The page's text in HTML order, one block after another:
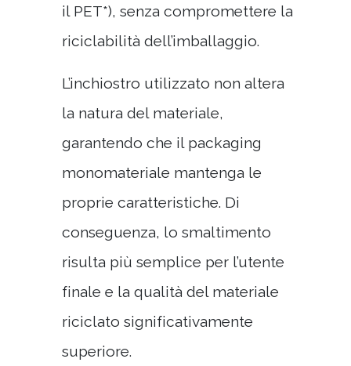
il PET*), senza compromettere la
riciclabilità dell’imballaggio.
L’inchiostro utilizzato non altera
la natura del materiale,
garantendo che il packaging
monomateriale mantenga le
proprie caratteristiche. Di
conseguenza, lo smaltimento
risulta più semplice per l’utente
finale e la qualità del materiale
riciclato significativamente
superiore.